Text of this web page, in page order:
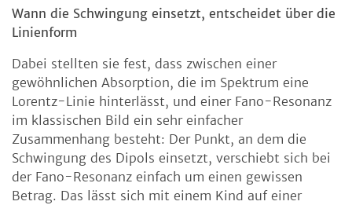
Wann die Schwingung einsetzt, entscheidet über die
Linienform
Dabei stellten sie fest, dass zwischen einer
gewöhnlichen Absorption, die im Spektrum eine
Lorentz-Linie hinterlässt, und einer Fano-Resonanz
im klassischen Bild ein sehr einfacher
Zusammenhang besteht: Der Punkt, an dem die
Schwingung des Dipols einsetzt, verschiebt sich bei
der Fano-Resonanz einfach um einen gewissen
Betrag. Das lässt sich mit einem Kind auf einer